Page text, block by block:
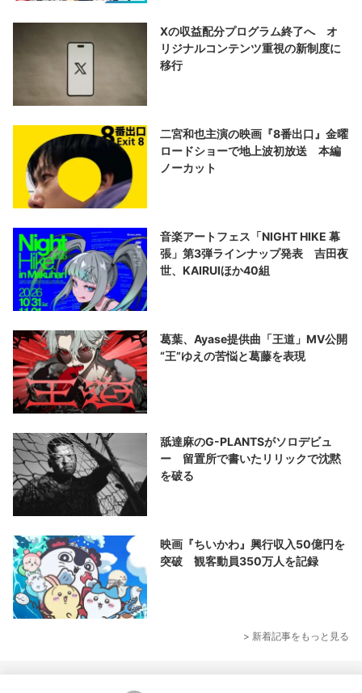
Xの収益配分プログラム終了へ オ
リジナルコンテンツ重視の新制度に
移行
二宮和也主演の映画『8番出口』金曜
ロードショーで地上波初放送 本編
ノーカット
音楽アートフェス「NIGHT HIKE 幕
張」第3弾ラインナップ発表 吉田夜
世、KAIRUIほか40組
葛葉、Ayase提供曲「王道」MV公開
“王”ゆえの苦悩と葛藤を表現
舐達麻のG-PLANTSがソロデビュ
ー 留置所で書いたリリックで沈黙
を破る
映画『ちいかわ』興行収入50億円を
突破 観客動員350万人を記録
> 新着記事をもっと見る